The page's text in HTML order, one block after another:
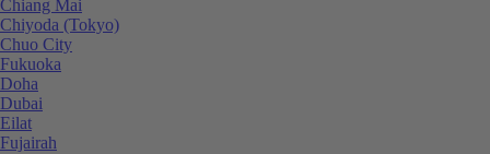
Chiang Mai
Chiyoda (Tokyo)
Chuo City
Fukuoka
Doha
Dubai
Eilat
Fujairah